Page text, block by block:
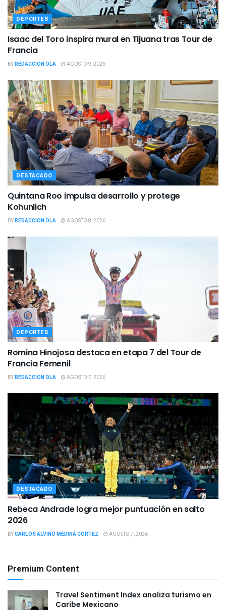
DEPORTES
Isaac del Toro inspira mural en Tijuana tras Tour de
Francia
BYREDACCION OLA AGOSTO 9, 2026
DESTACADO
Quintana Roo impulsa desarrollo y protege
Kohunlich
BYREDACCION OLA AGOSTO 8, 2026
DEPORTES
Romina Hinojosa destaca en etapa 7 del Tour de
Francia Femenil
BYREDACCION OLA AGOSTO 7, 2026
DESTACADO
Rebeca Andrade logra mejor puntuación en salto
2026
BYCARLOS ALVINO MEDINA CORTEZ AGOSTO 7, 2026
Premium Content
Travel Sentiment Index analiza turismo en
Caribe Mexicano